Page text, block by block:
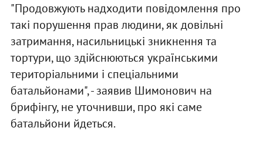
"Продовжують надходити повідомлення про
такі порушення прав людини, як довільні
затримання, насильницькі зникнення та
тортури, що здійснюються українськими
територіальними і спеціальними
батальйонами", - заявив Шимонович на
брифінгу, не уточнивши, про які саме
батальйони йдеться.